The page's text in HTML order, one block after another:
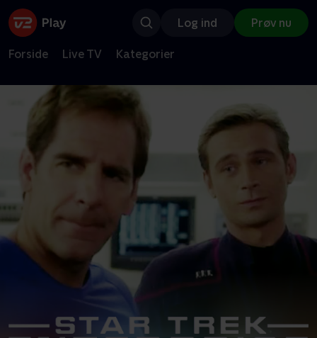
Log ind Prøv nu
Forside Live TV Kategorier